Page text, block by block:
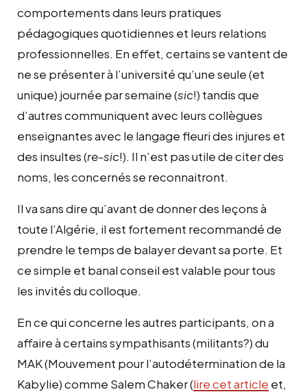
comportements dans leurs pratiques
pédagogiques quotidiennes et leurs relations
professionnelles. En effet, certains se vantent de
ne se présenter à l’université qu’une seule (et
unique) journée par semaine (sic!) tandis que
d’autres communiquent avec leurs collègues
enseignantes avec le langage fleuri des injures et
des insultes (re-sic!). Il n’est pas utile de citer des
noms, les concernés se reconnaitront.
Il va sans dire qu’avant de donner des leçons à
toute l’Algérie, il est fortement recommandé de
prendre le temps de balayer devant sa porte. Et
ce simple et banal conseil est valable pour tous
les invités du colloque.
En ce qui concerne les autres participants, on a
affaire à certains sympathisants (militants?) du
MAK (Mouvement pour l’autodétermination de la
Kabylie) comme Salem Chaker (lire cet article et,